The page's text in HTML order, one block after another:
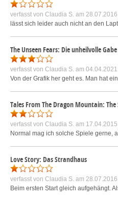
verfasst von Claudia S. am
lässt sich leider auch nicht an den
The Unseen Fears: Die unheilvolle Gabe
verfasst von Claudia S. am
Von der Grafik her geht es. Man hat
Tales From The Dragon Mountain:
verfasst von Claudia S. am
Normal mag ich solche Spiele gerne,
Love Story: Das Strandhaus
verfasst von Claudia S. am
Beim ersten Start gleich aufgehängt.